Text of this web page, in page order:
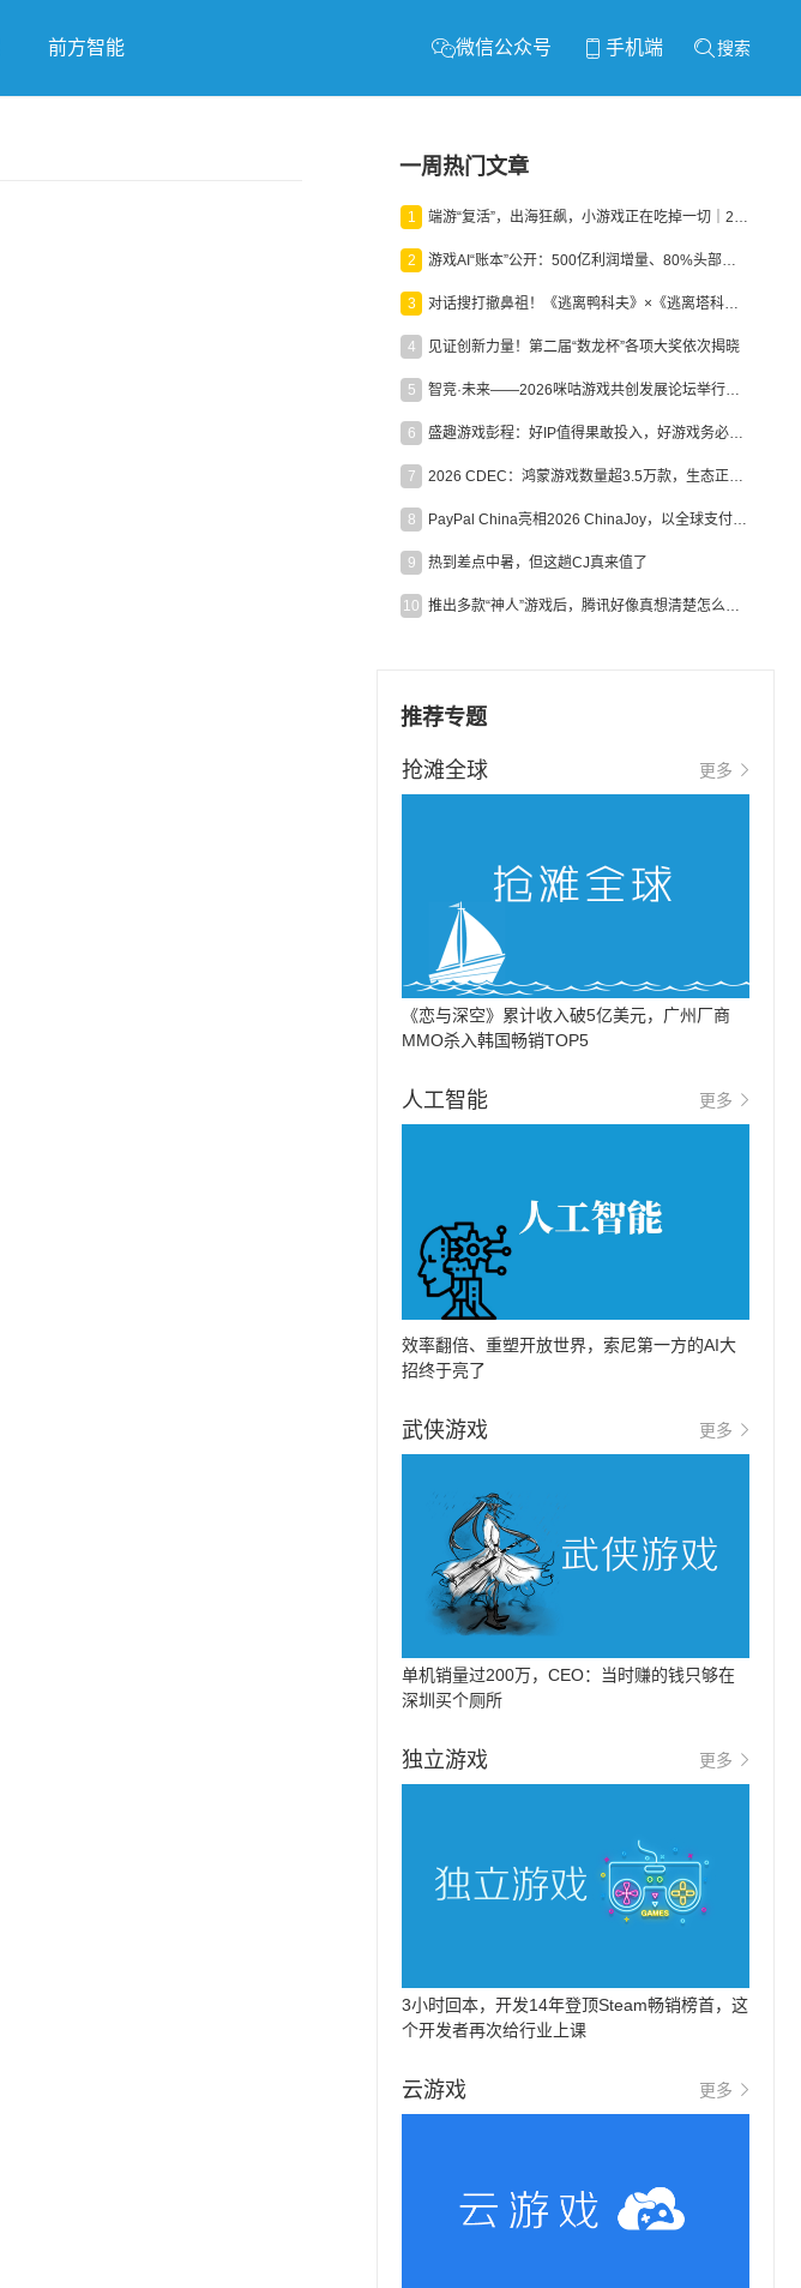
前方智能 微信公众号 手机端 搜索
一周热门文章
1 端游“复活”，出海狂飙，小游戏正在吃掉一切｜2026上半年产业报告
2 游戏AI“账本”公开：500亿利润增量、80%头部入局，谁在闷声发财？
3 对话搜打撤鼻祖！《逃离鸭科夫》×《逃离塔科夫》官方线下沙龙落幕
4 见证创新力量！第二届“数龙杯”各项大奖依次揭晓
5 智竞·未来——2026咪咕游戏共创发展论坛举行：聚力精品内容、AI创作与电竞生态，共建高品质益智健康游戏社区
6 盛趣游戏彭程：好IP值得果敢投入，好游戏务必长效经营
7 2026 CDEC：鸿蒙游戏数量超3.5万款，生态正循环加速产业高质量发展
8 PayPal China亮相2026 ChinaJoy，以全球支付能力助力中国游戏企业深化全球运营
9 热到差点中暑，但这趟CJ真来值了
10 推出多款“神人”游戏后，腾讯好像真想清楚怎么做二次元了
推荐专题
抢滩全球 更多
《恋与深空》累计收入破5亿美元，广州厂商
MMO杀入韩国畅销TOP5
人工智能 更多
效率翻倍、重塑开放世界，索尼第一方的AI大
招终于亮了
武侠游戏 更多
单机销量过200万，CEO：当时赚的钱只够在
深圳买个厕所
独立游戏 更多
3小时回本，开发14年登顶Steam畅销榜首，这
个开发者再次给行业上课
云游戏 更多